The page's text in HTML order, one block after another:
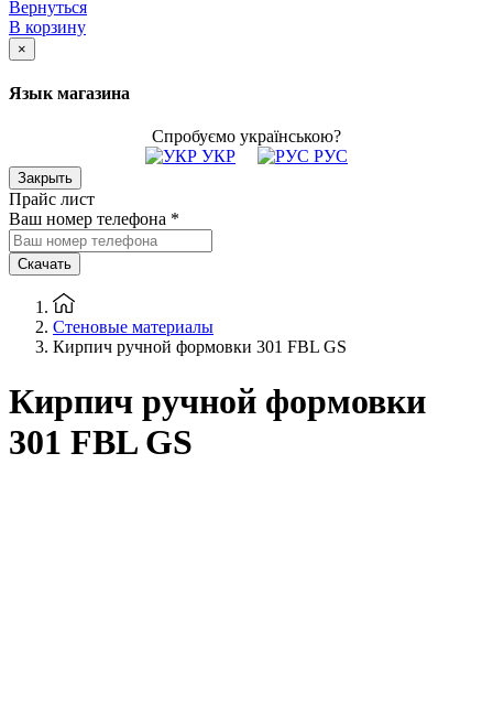
Вернуться
В корзину
×
Язык магазина
Спробуємо українською?
УКР
РУС
Закрыть
Прайс лист
Ваш номер телефона *
Скачать
Стеновые материалы
Кирпич ручной формовки 301 FBL GS
Кирпич ручной формовки
301 FBL GS